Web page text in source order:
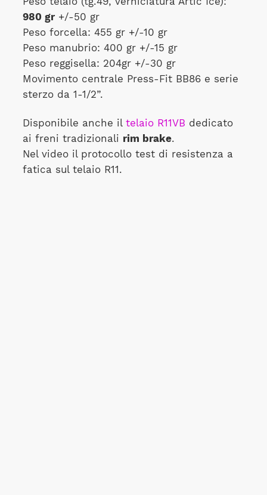
980 gr+/-50 gr
Peso forcella: 455 gr +/-10 gr
Peso manubrio: 400 gr +/-15 gr
Peso reggisella: 204gr +/-30 gr
Movimento centrale Press-Fit BB86 e serie
sterzo da 1-1/2”.
Disponibile anche il telaio R11VB dedicato
ai freni tradizionali rim brake.
Nel video il protocollo test di resistenza a
fatica sul telaio R11.